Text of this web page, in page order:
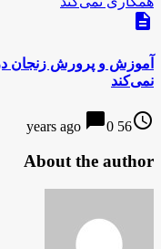
description
آموزش و پرورش زنجان
نمی‌کند
access_time
56 years ago
chat_bubble0
About the author